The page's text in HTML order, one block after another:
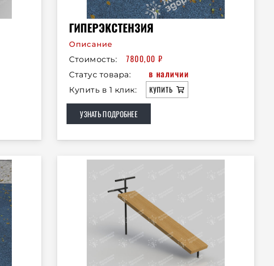
ГИПЕРЭКСТЕНЗИЯ
Описание
Стоимость:
7800,00₽
Статус товара: в наличии
Купить в 1 клик: КУПИТЬ
УЗНАТЬ ПОДРОБНЕЕ